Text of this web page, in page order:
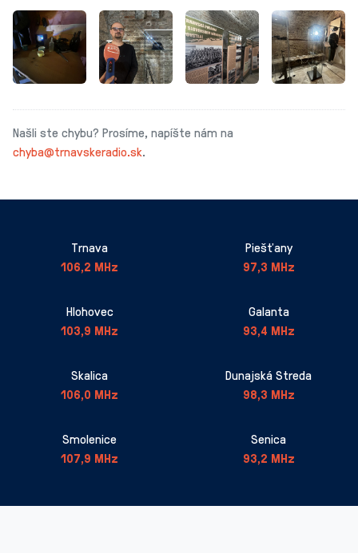
Našli ste chybu? Prosíme, napíšte nám na
chyba@trnavskeradio.sk.
Trnava
106,2 MHz
Piešťany
97,3 MHz
Hlohovec
103,9 MHz
Galanta
93,4 MHz
Skalica
106,0 MHz
Dunajská Streda
98,3 MHz
Smolenice
107,9 MHz
Senica
93,2 MHz